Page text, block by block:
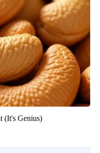
(It's Genius)